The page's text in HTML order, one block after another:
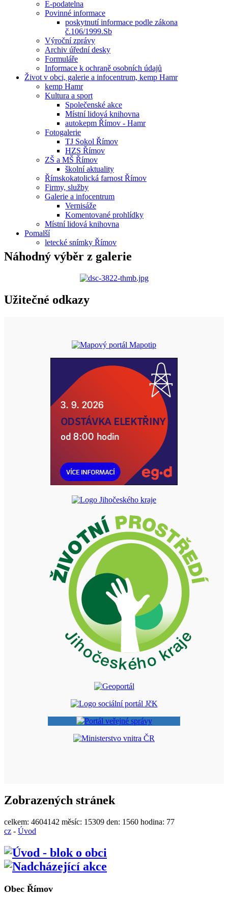
E-podatelna
Povinné informace
poskytnutí informace podle zákona
č.106/1999.Sb
Výroční zprávy
Archiv úřední desky
Formuláře
Informace k ochraně osobních údajů
Život v obci, galerie a infocentrum, kemp Hamr
kemp Hamr
Kultura a sport
Společenské akce
Místní lidová knihovna
autokepm Římov - Hamr
Fotogalerie
TJ Sokol Římov
HZS Římov
ZŠ a MŠ Římov
školní aktuality
Římskokatolická farnost Římov
Firmy, služby
Galerie a infocentrum
Vernisáže
Komentované prohlídky
Místní lidová knihovna
Pomalší
letecké snímky Římov
Náhodný výběr z galerie
Užitečné odkazy
Zobrazených stránek
celkem: 4604142 měsíc: 15309 den: 1560 hodina: 77
cz - Úvod
Obec Římov